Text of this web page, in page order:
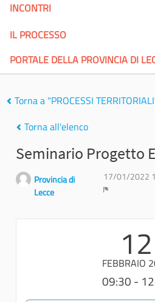
INCONTRI
IL PROCESSO
PORTALE DELLA PROVINCIA DI
Torna a "PROCESSI
Torna all'elenco
Seminario Progetto
Provincia di
Lecce
17/01/2022
12
FEBBRAIO
09:30 -